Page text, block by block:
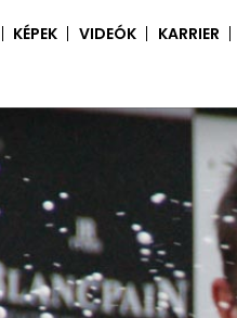
KÉPEK VIDEÓK KARRIER